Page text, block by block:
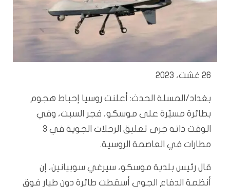
26 غشت، 2023
بغداد/المسلة الحدث: أعلنت روسيا إحباط هجوم
بطائرة مسيّرة على موسكو، فجر السبت، وفي
الوقت ذاته جرى تعليق الرحلات الجوية في 3
مطارات في العاصمة الروسية.
قال رئيس بلدية موسكو، سيرغي سوبيانين، إن
أنظمة الدفاع الجوي أسقطت طائرة دون طيار فوق